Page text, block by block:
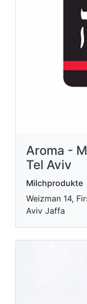
Aroma -
Tel Aviv
Milchprodukte
Weizman 14,
Aviv Jaffa